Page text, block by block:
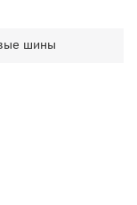
шины